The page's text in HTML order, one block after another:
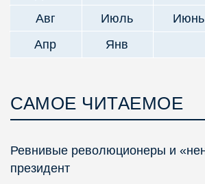
Авг
Июль Июнь
Апр
Янв
САМОЕ ЧИТАЕМОЕ
Ревнивые революционеры и
президент